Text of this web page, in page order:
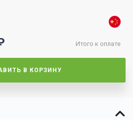
Итого к оплате
В КОРЗИНУ